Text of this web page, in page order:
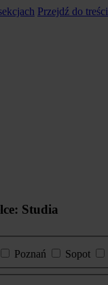
Przejdź do treści
Studia
Poznań Sopot